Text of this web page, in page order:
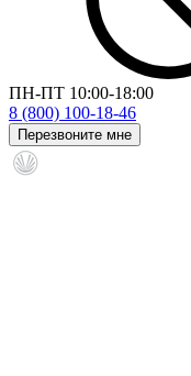
ПН-ПТ 10:00-18:00
8 (800) 100-18-46
Перезвоните мне